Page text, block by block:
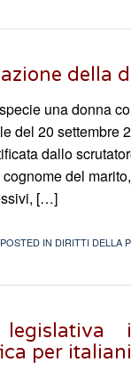
della
una donna
del 20 settembre
dallo
del
[…]
POSTED IN DIRITTI DELLA
per italiani